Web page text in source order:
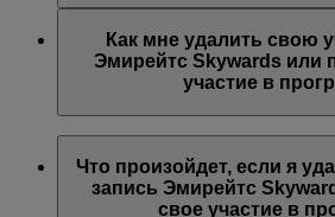
электронной почты, на который
письма. flydubai несет
вашей личной информации
Как мне удалить свою
Эмирейтс Skywards или
участие в
Skywards или прекратить свое
любой момент.
Что произойдет, если я
запись Эмирейтс
свое участие в